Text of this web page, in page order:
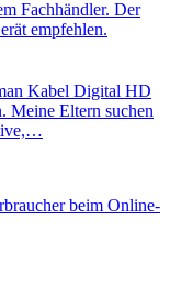
Fachhändler. Der
empfehlen.
Kabel Digital HD
Meine Eltern suchen
beim Online-